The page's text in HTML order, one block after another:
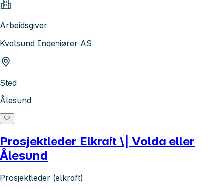
Arbeidsgiver
Kvalsund Ingeniører AS
Sted
Ålesund
Prosjektleder Elkraft \| Volda eller
Ålesund
Prosjektleder (elkraft)